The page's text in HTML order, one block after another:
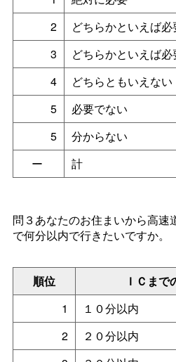
2
どちらかといえば必
3
どちらかといえば
4
どちらともいえない
5
必要でない
5
分からない
ー
計
問３あなたのお住まいから高速
で何分以内で行きたいですか。
順位 ＩＣまで
1
１０分以内
2
２０分以内